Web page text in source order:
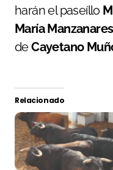
harán el paseíllo
María
deCayetano
Relacionado